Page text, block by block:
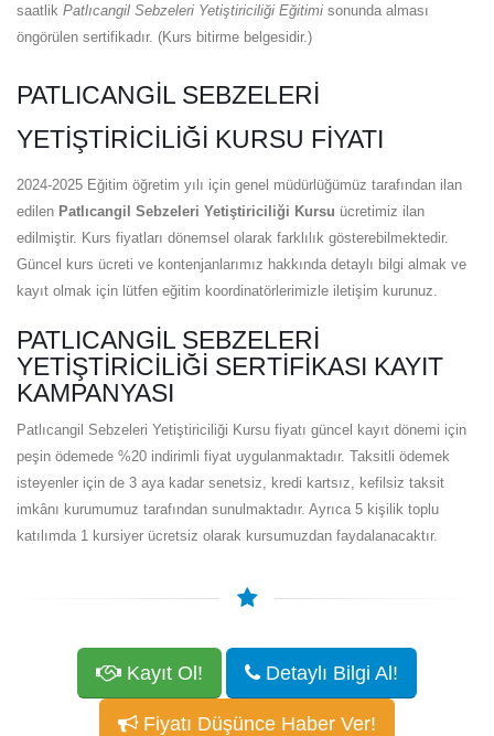
saatlik Patlıcangil Sebzeleri Yetiştiriciliği Eğitimi sonunda alması
öngörülen sertifikadır. (Kurs bitirme belgesidir.)
PATLICANGIL SEBZELERI
YETIŞTIRICILIĞI KURSU FIYATI
2024-2025 Eğitim öğretim yılı için genel müdürlüğümüz tarafından ilan
edilen Patlıcangil Sebzeleri Yetiştiriciliği Kursu ücretimiz ilan
edilmiştir. Kurs fiyatları dönemsel olarak farklılık gösterebilmektedir.
Güncel kurs ücreti ve kontenjanlarımız hakkında detaylı bilgi almak ve
kayıt olmak için lütfen eğitim koordinatörlerimizle iletişim kurunuz.
PATLICANGIL SEBZELERI
YETIŞTIRICILIĞI SERTIFIKASI KAYIT
KAMPANYASI
Patlıcangil Sebzeleri Yetiştiriciliği Kursu fiyatı güncel kayıt dönemi için
peşin ödemede %20 indirimli fiyat uygulanmaktadır. Taksitli ödemek
isteyenler için de 3 aya kadar senetsiz, kredi kartsız, kefilsiz taksit
imkânı kurumumuz tarafından sunulmaktadır. Ayrıca 5 kişilik toplu
katılımda 1 kursiyer ücretsiz olarak kursumuzdan faydalanacaktır.
Kayıt Ol! Detaylı Bilgi Al!
Fiyatı Düşünce Haber Ver!